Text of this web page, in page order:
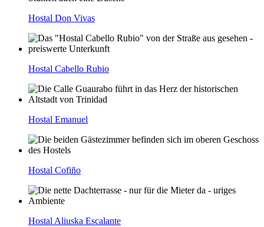
Hostal Don Vivas
Hostal Cabello Rubio
Hostal Emanuel
Hostal Cofiño
Hostal Aliuska Escalante